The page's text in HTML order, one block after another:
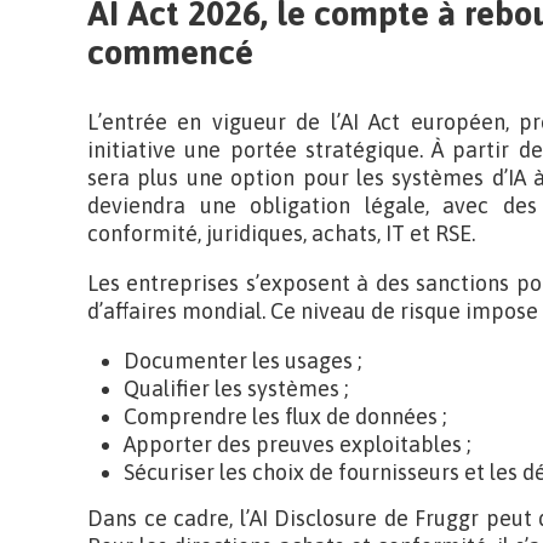
AI Act 2026, le compte à
commencé
L’entrée en vigueur de l’AI Act européen,
initiative une portée stratégique. À partir
sera plus une option pour les systèmes
deviendra une obligation légale, avec
conformité, juridiques, achats, IT et RSE.
Les entreprises s’exposent à des sanctions
d’affaires mondial. Ce niveau de risque
Documenter les usages ;
Qualifier les systèmes ;
Comprendre les flux de données ;
Apporter des preuves exploitables ;
Sécuriser les choix de fournisseurs et les
Dans ce cadre, l’AI Disclosure de Fruggr